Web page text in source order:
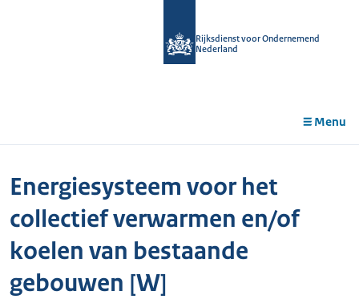
Rijksdienst voor Ondernemend
Nederland
Menu
Energiesysteem voor het
collectief verwarmen en/of
koelen van bestaande
gebouwen [W]